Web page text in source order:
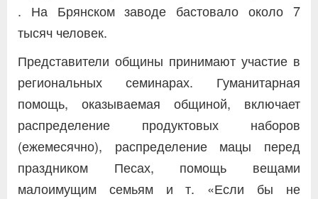
. На Брянском заводе бастовало около 7
тысяч человек.
Представители общины принимают участие в
региональных семинарах. Гуманитарная
помощь, оказываемая общиной, включает
распределение продуктовых наборов
(ежемесячно), распределение мацы перед
праздником Песах, помощь вещами
малоимущим семьям и т. «Если бы не